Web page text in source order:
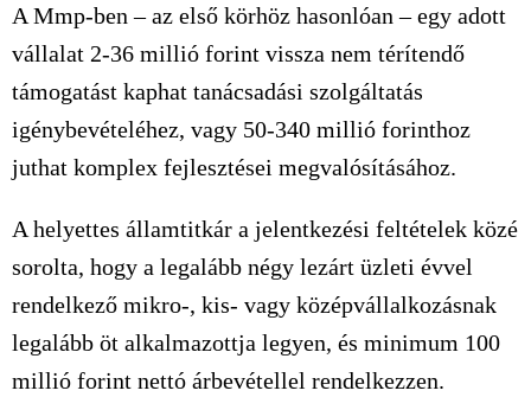
A Mmp-ben – az első körhöz hasonlóan – egy adott
vállalat 2-36 millió forint vissza nem térítendő
támogatást kaphat tanácsadási szolgáltatás
igénybevételéhez, vagy 50-340 millió forinthoz
juthat komplex fejlesztései megvalósításához.
A helyettes államtitkár a jelentkezési feltételek közé
sorolta, hogy a legalább négy lezárt üzleti évvel
rendelkező mikro-, kis- vagy középvállalkozásnak
legalább öt alkalmazottja legyen, és minimum 100
millió forint nettó árbevétellel rendelkezzen.